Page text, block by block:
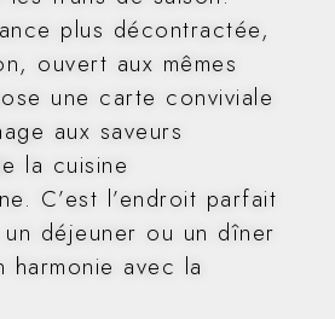
plus décontractée,
ouvert aux mêmes
une carte conviviale
aux saveurs
la cuisine
C’est l’endroit parfait
déjeuner ou un dîner
harmonie avec la